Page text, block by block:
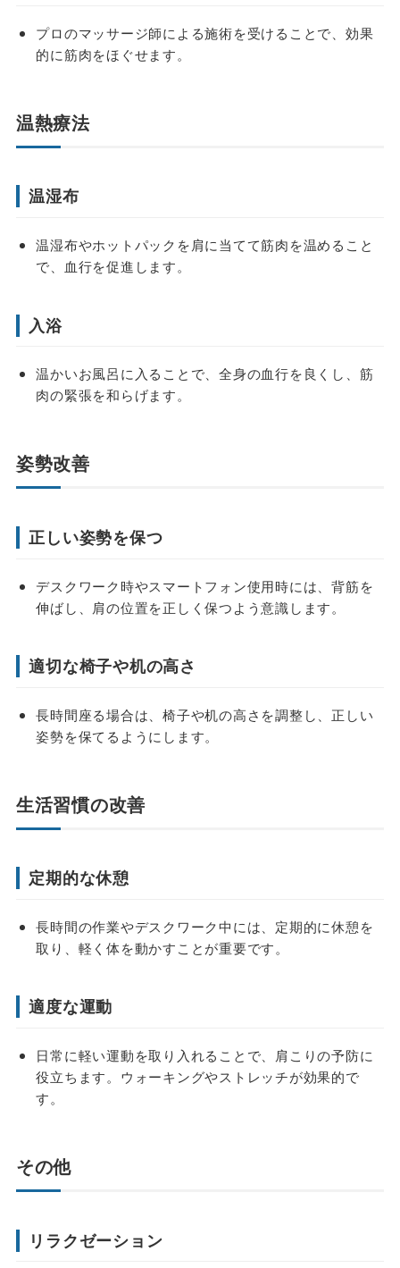
プロのマッサージ師による施術を受けることで、効果
的に筋肉をほぐせます。
温熱療法
温湿布
温湿布やホットパックを肩に当てて筋肉を温めること
で、血行を促進します。
入浴
温かいお風呂に入ることで、全身の血行を良くし、筋
肉の緊張を和らげます。
姿勢改善
正しい姿勢を保つ
デスクワーク時やスマートフォン使用時には、背筋を
伸ばし、肩の位置を正しく保つよう意識します。
適切な椅子や机の高さ
長時間座る場合は、椅子や机の高さを調整し、正しい
姿勢を保てるようにします。
生活習慣の改善
定期的な休憩
長時間の作業やデスクワーク中には、定期的に休憩を
取り、軽く体を動かすことが重要です。
適度な運動
日常に軽い運動を取り入れることで、肩こりの予防に
役立ちます。ウォーキングやストレッチが効果的で
す。
その他
リラクゼーション